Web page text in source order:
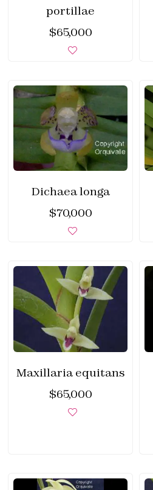
portillae
$65,000
Dichaea longa
$70,000
Maxillaria equitans
$65,000